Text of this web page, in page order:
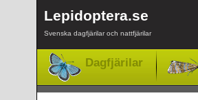
Lepidoptera.se
Svenska dagfjärilar och nattfjärilar
Dagfjärilar